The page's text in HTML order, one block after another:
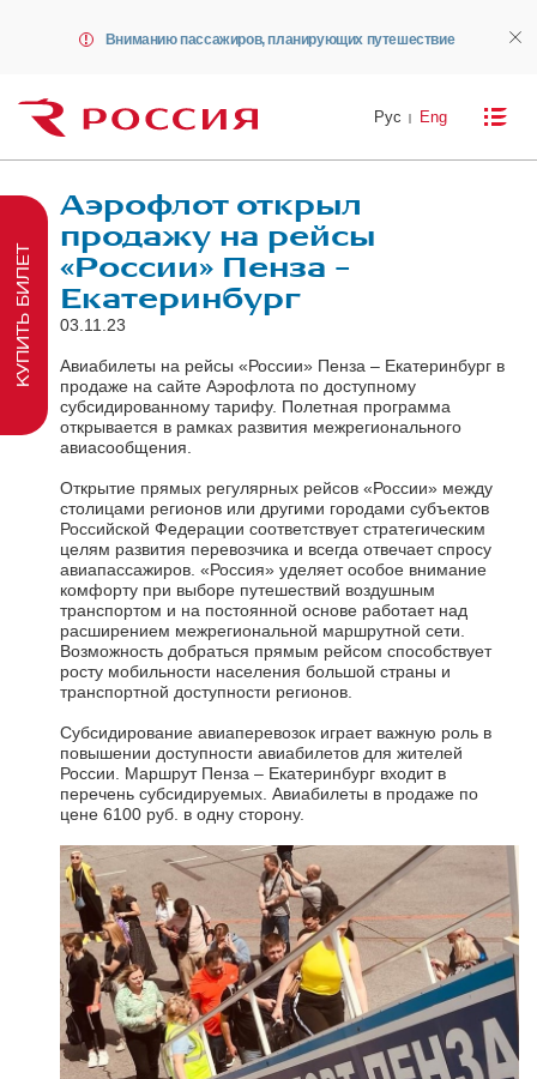
Вниманию пассажиров, планирующих путешествие
Рус Eng
Аэрофлот открыл
продажу на рейсы
«России» Пенза –
Екатеринбург
03.11.23
Авиабилеты на рейсы «России» Пенза – Екатеринбург в
продаже на сайте Аэрофлота по доступному
субсидированному тарифу. Полетная программа
открывается в рамках развития межрегионального
авиасообщения.
Открытие прямых регулярных рейсов «России» между
столицами регионов или другими городами субъектов
Российской Федерации соответствует стратегическим
целям развития перевозчика и всегда отвечает спросу
авиапассажиров. «Россия» уделяет особое внимание
комфорту при выборе путешествий воздушным
транспортом и на постоянной основе работает над
расширением межрегиональной маршрутной сети.
Возможность добраться прямым рейсом способствует
росту мобильности населения большой страны и
транспортной доступности регионов.
Субсидирование авиаперевозок играет важную роль в
повышении доступности авиабилетов для жителей
России. Маршрут Пенза – Екатеринбург входит в
перечень субсидируемых. Авиабилеты в продаже по
цене 6100 руб. в одну сторону.
КУПИТЬ БИЛЕТ